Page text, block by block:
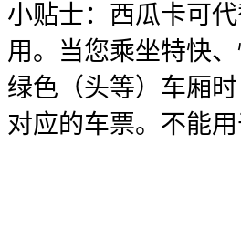
小贴士：西瓜卡可
用。当您乘坐特快
绿色（头等）车厢
对应的车票。不能用